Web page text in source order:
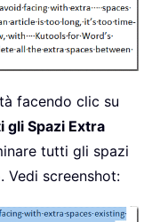
facendo clic su
gli Spazi Extra
tutti gli spazi
Vedi screenshot: